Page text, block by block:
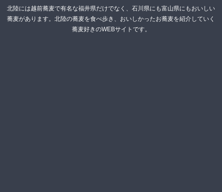
北陸には越前蕎麦で有名な福井県だけでなく、石川県にも富山県にもおいしい
蕎麦があります。北陸の蕎麦を食べ歩き、おいしかったお蕎麦を紹介していく
蕎麦好きのWEBサイトです。